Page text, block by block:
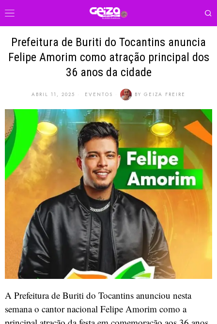
Prefeitura de Buriti do Tocantins anuncia
Felipe Amorim como atração principal dos
36 anos da cidade
ABRIL 11, 2025 EVENTOS BY GEIZA FREIRE
A Prefeitura de Buriti do Tocantins anunciou nesta
semana o cantor nacional Felipe Amorim como a